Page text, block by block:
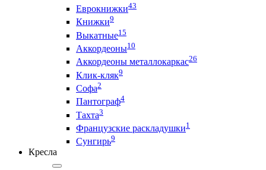
Еврокнижки43
Книжки9
Выкатные15
Аккордеоны10
Аккордеоны металлокаркас26
Клик-кляк9
Софа2
Пантограф4
Тахта3
Французские раскладушки1
Сунгирь9
Кресла